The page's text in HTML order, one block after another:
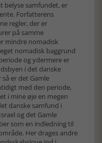
belyse samfundet, er
Forfatterens
regler, der er
på samme
mindre nomadisk
nomadisk baggrund
og ydermere er
i det danske
er det Gamle
med den periode,
i mine øje en megen
danske samfund i
og det Gamle
som en indledning til
Her drages andre